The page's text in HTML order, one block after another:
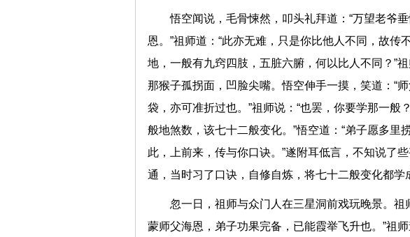
悟空闻说，毛骨悚然，叩头礼拜道：“万望老爷
恩。”祖师道：“此亦无难，只是你比他人不同，故传
地，一般有九窍四肢，五脏六腑，何以比人不同？”
那猴子孤拐面，凹脸尖嘴。悟空伸手一摸，笑道：“
袋，亦可准折过也。”祖师说：“也罢，你要学那一般
般地煞数，该七十二般变化。”悟空道：“弟子愿多里
此，上前来，传与你口诀。”遂附耳低言，不知说了
通，当时习了口诀，自修自炼，将七十二般变化
忽一日，祖师与众门人在三星洞前戏玩晚景。祖
蒙师父海恩，弟子功果完备，已能霞举飞升也。”祖